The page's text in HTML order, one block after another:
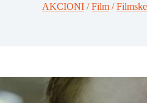
AKCIONI /Film /